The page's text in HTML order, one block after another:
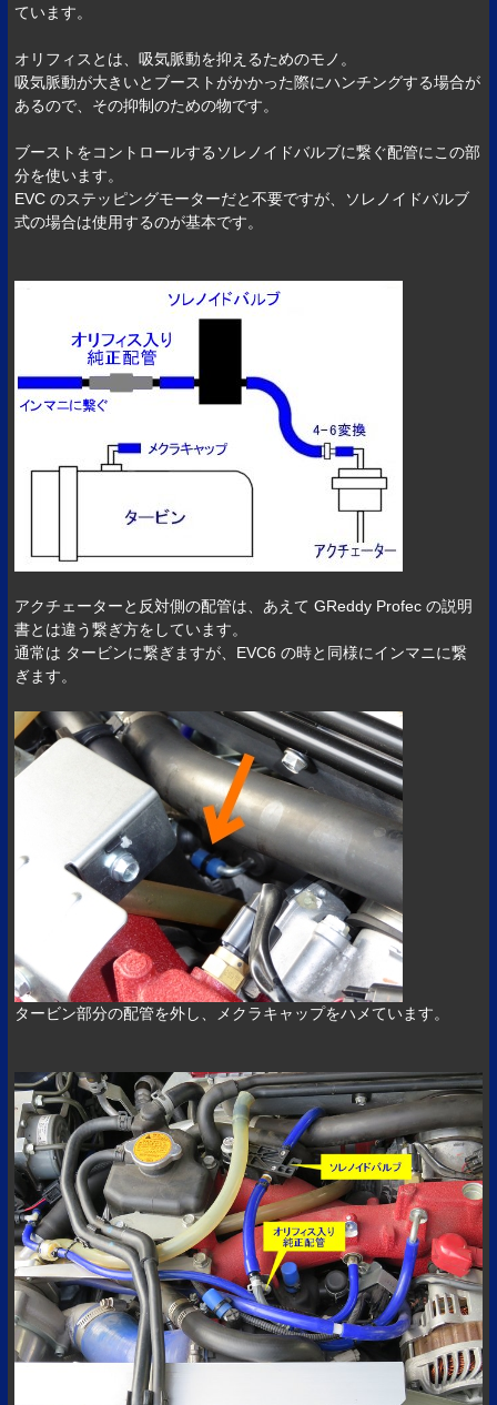
ています。
オリフィスとは、吸気脈動を抑えるためのモノ。
吸気脈動が大きいとブーストがかかった際にハンチングする場合が
あるので、その抑制のための物です。
ブーストをコントロールするソレノイドバルブに繋ぐ配管にこの部
分を使います。
EVC のステッピングモーターだと不要ですが、ソレノイドバルブ
式の場合は使用するのが基本です。
アクチェーターと反対側の配管は、あえて GReddy Profec の説明
書とは違う繋ぎ方をしています。
通常は タービンに繋ぎますが、EVC6 の時と同様にインマニに繋
ぎます。
タービン部分の配管を外し、メクラキャップをハメています。